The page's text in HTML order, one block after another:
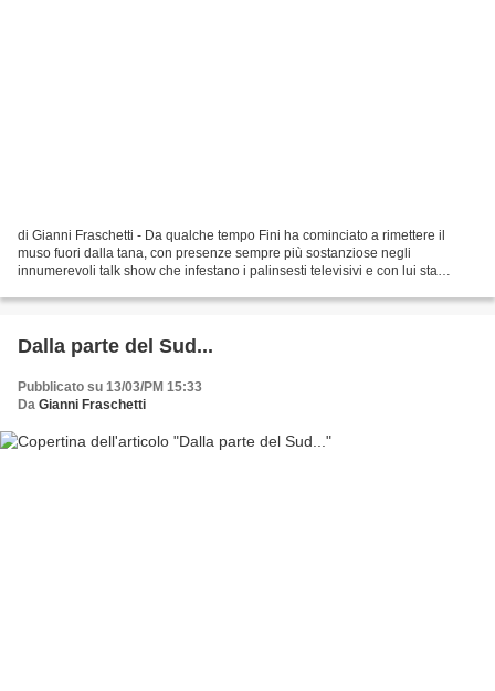
di Gianni Fraschetti - Da qualche tempo Fini ha cominciato a rimettere il
muso fuori dalla tana, con presenze sempre più sostanziose negli
innumerevoli talk show che infestano i palinsesti televisivi e con lui sta
Dalla parte del Sud...
Pubblicato su 13/03/PM 15:33
Da Gianni Fraschetti